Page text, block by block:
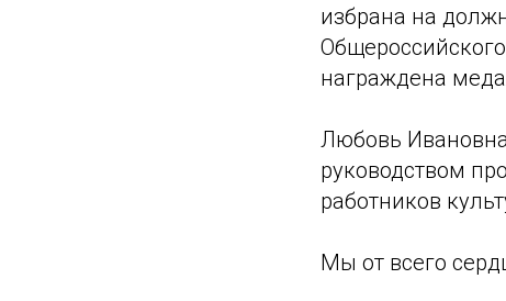
избрана на
награждена
Любовь
руководством
работников
Мы от всего